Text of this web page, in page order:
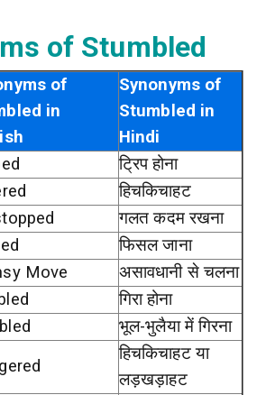
of Stumbled
of
in
Synonyms of
Stumbled in
Hindi
ट्रिप होना
हिचकिचाहट
गलत कदम रखना
फिसल जाना
Move
असावधानी से चलना
गिरा होना
भूल-भुलैया में गिरना
हिचकिचाहट या
लड़खड़ाहट